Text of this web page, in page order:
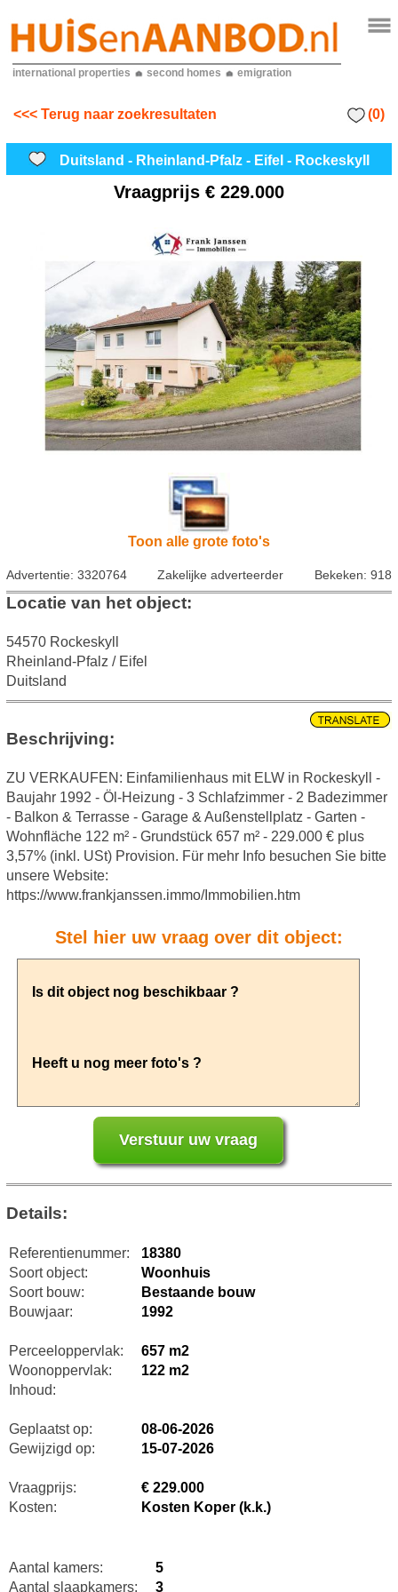
international properties second homes emigration
<<< Terug naar zoekresultaten (0)
Duitsland - Rheinland-Pfalz - Eifel - Rockeskyll
Vraagprijs € 229.000
Toon alle grote foto's
Advertentie: 3320764 Zakelijke adverteerder Bekeken: 918
Locatie van het object:
54570 Rockeskyll
Rheinland-Pfalz / Eifel
Duitsland
Beschrijving:
ZU VERKAUFEN: Einfamilienhaus mit ELW in Rockeskyll -
Baujahr 1992 - Öl-Heizung - 3 Schlafzimmer - 2 Badezimmer
- Balkon & Terrasse - Garage & Außenstellplatz - Garten -
Wohnfläche 122 m² - Grundstück 657 m² - 229.000 € plus
3,57% (inkl. USt) Provision. Für mehr Info besuchen Sie bitte
unsere Website:
https://www.frankjanssen.immo/Immobilien.htm
Stel hier uw vraag over dit object:
Details:
Referentienummer:
18380
Soort object:
Woonhuis
Soort bouw:
Bestaande bouw
Bouwjaar:
1992
Perceeloppervlak:
657 m2
Woonoppervlak:
122 m2
Inhoud:
Geplaatst op:
08-06-2026
Gewijzigd op:
15-07-2026
Vraagprijs:
€ 229.000
Kosten:
Kosten Koper (k.k.)
Aantal kamers:
5
Aantal slaapkamers:
3